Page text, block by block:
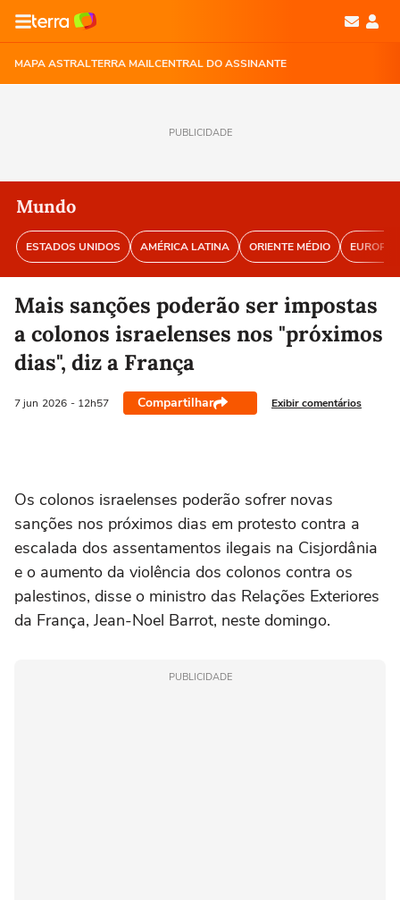
MAPA ASTRALTERRA MAILCENTRAL DO ASSINANTE
PUBLICIDADE
Mundo
ESTADOS UNIDOS AMÉRICA LATINA ORIENTE MÉDIO EUROPA
Mais sanções poderão ser impostas
a colonos israelenses nos "próximos
dias", diz a França
7 jun 2026 - 12h57 Compartilhar Exibir comentários
Os colonos israelenses poderão ‌sofrer novas
sanções nos próximos dias em protesto contra a
escalada dos assentamentos ilegais na Cisjordânia
e o aumento da violência dos colonos contra os
palestinos, disse o ministro das Relações Exteriores
da França, Jean-Noel Barrot, ⁠neste domingo.
PUBLICIDADE